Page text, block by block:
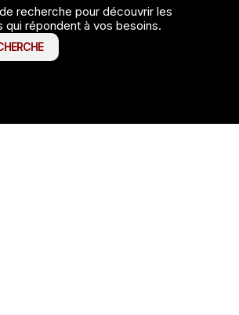
recherche pour découvrir les
qui répondent à vos besoins.